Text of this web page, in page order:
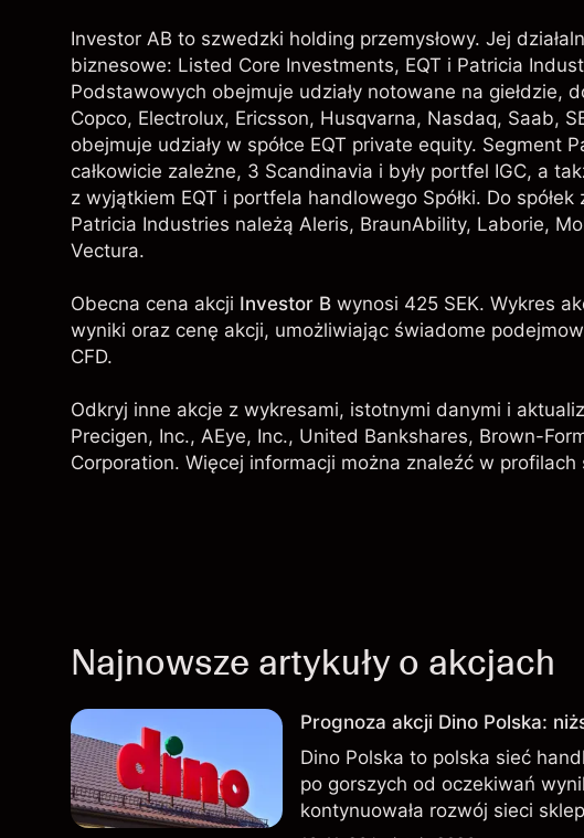
Investor AB to szwedzki holding przemysłowy. Jej
biznesowe: Listed Core Investments, EQT i Patricia
Podstawowych obejmuje udziały notowane na giełdzie,
Copco, Electrolux, Ericsson, Husqvarna, Nasdaq, Saab,
obejmuje udziały w spółce EQT private equity. Segment
całkowicie zależne, 3 Scandinavia i były portfel IGC, a
z wyjątkiem EQT i portfela handlowego Spółki. Do
Patricia Industries należą Aleris, BraunAbility, Laborie,
Vectura.
Obecna cena akcji Investor B wynosi 425 SEK. Wykres
wyniki oraz cenę akcji, umożliwiając świadome
CFD.
Odkryj inne akcje z wykresami, istotnymi danymi i
Precigen, Inc., AEye, Inc., United Bankshares, Brown-
Corporation. Więcej informacji można znaleźć w profilach
Najnowsze artykuły o akcjach
Prognoza akcji Dino Polska:
Dino Polska to polska sieć
po gorszych od oczekiwań
kontynuowała rozwój sieci